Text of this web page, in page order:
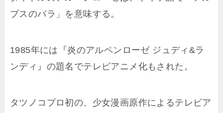
プスのバラ」を意味する。
1985年には『炎のアルペンローゼ ジュディ&ラ
ンディ』の題名でテレビアニメ化もされた。
タツノコプロ初の、少女漫画原作によるテレビア